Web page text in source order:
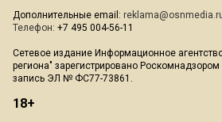
Дополнительные email:
Телефон: +7 495 004-56-11
Сетевое издание Информационное
региона" зарегистрировано
запись ЭЛ № ФС77-73861.
18+